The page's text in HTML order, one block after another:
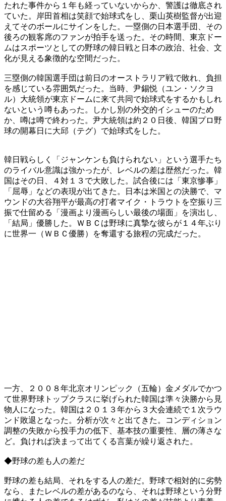
たれた事件から１年も経っていないからか、警護は徹底され
ていた。岸田首相は笑顔で始球式をし、栗山英樹監督が出迎
えてそのボールにサインをした。一塁側の日本選手団、その
後ろの観客席のファンが拍手を送った。その時間、東京ドー
ムはスポーツとしての野球の韓日戦と日本の政治、社会、文
化が見える象徴的な空間だった。
三塁側の韓国選手団は前日のオーストラリア戦で敗れ、負担
を感じている雰囲気だった。当時、尹錫悦（ユン・ソクヨ
ル）大統領が東京ドームに来て共同で始球式をするかもしれ
ないという噂もあった。しかし別の外交的イシューのため
か、噂は噂で終わった。尹大統領は約２０日後、韓国プロ野
球の開幕日に大邱（テグ）で始球式をした。
韓日戦らしく「ジャンケンも負けられない」という選手たち
のライバル意識は強かったが、レベルの差は歴然だった。韓
国はその日、４対１３で大敗した。試合後には「東京惨事」
「屈辱」などの表現が出てきた。日本は米国との決勝で、マ
ウンドの大谷翔平が最高の打者マイク・トラウトを空振り三
振で仕留める「漫画より漫画らしい最後の場面」を演出し、
「結局」優勝した。ＷＢＣは野球に真摯な彼らが１４年ぶり
に世界一（ＷＢＣ優勝）を奪還する旅程の完成だった。
一方、２００８年北京オリンピック（五輪）金メダルでかつ
て世界野球トップクラスに挙げられた韓国は準々決勝から見
物人になった。韓国は２０１３年から３大会連続で１次ラウ
ンド敗退となった。分析が次々と出てきた。コンディション
調整の失敗から投手力の低下、基本技の重要性、層の薄さな
ど。負ければ決まって出てくる言葉が繰り返された。
◆野球の差も人の差だ
野球の差も結局、それをする人の差だ。野球で相対的に劣勢
なら、またレベルの差があるのなら、それは野球という分野